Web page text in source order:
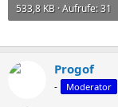
533,8 KB · Aufrufe: 31
Progof
- Moderator